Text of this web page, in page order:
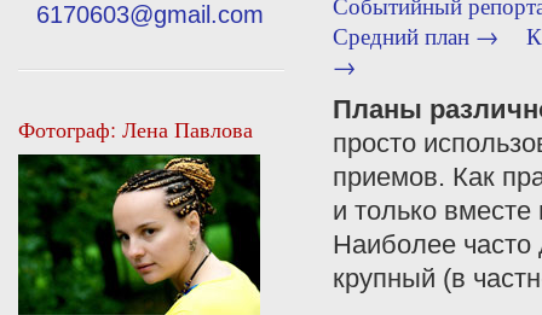
6170603@gmail.com
Фотограф: Лена Павлова
Средний план →
→
Планы
просто
приемов. Как
и только
Наиболее
крупный (в